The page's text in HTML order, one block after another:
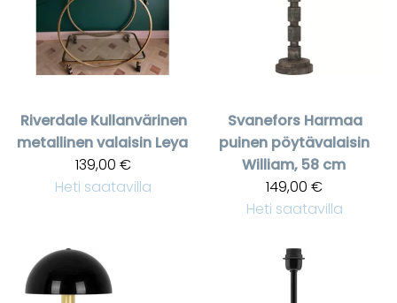
Riverdale Kullanvärinen
metallinen valaisin Leya
139,00 €
Heti saatavilla
Svanefors Harmaa
puinen pöytävalaisin
William, 58 cm
149,00 €
Heti saatavilla